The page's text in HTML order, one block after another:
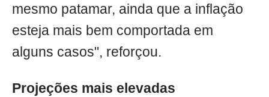
mesmo patamar, ainda que a inflação
esteja mais bem comportada em
alguns casos", reforçou.
Projeções mais elevadas